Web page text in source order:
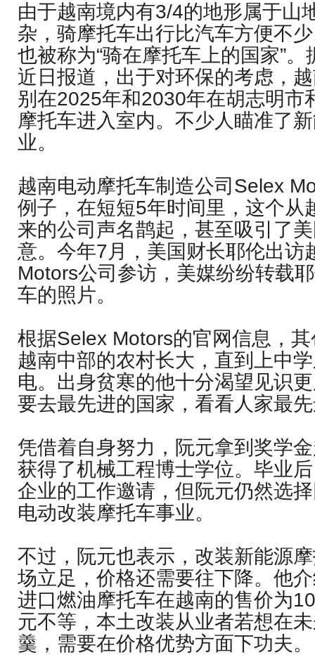
由于越南境内有3/4的地形属于山
杂，骑摩托车出行比汽车方便不
也被称为“骑在摩托车上的国家”
近日报道，出于对环保的考虑，
别在2025年和2030年在胡志明市
摩托车进入室内。不少人瞄准了
业。
越南电动摩托车制造公司Selex
例子，在短短5年时间里，这个从
来的公司声名鹊起，甚至吸引了
意。今年7月，美国财长耶伦出访
Motors公司参访，美媒纷纷转载
车的照片。
根据Selex Motors的官网信息，
越南中部的农村长大，直到上中
电。出身贫寒的他十分渴望见识
要去最先进的国家，看看人家最
凭借着自身努力，阮元拿到奖学
获得了机械工程博士学位。毕业
企业的工作邀请，但阮元仍然选
电动改装摩托车事业。
不过，阮元也表示，改装新能源
场立足，价格还需要往下降。他
进口燃油摩托车在越南的售价为
元不等，本土改装从业者若想在
羹，需要在价格优势方面下功夫。